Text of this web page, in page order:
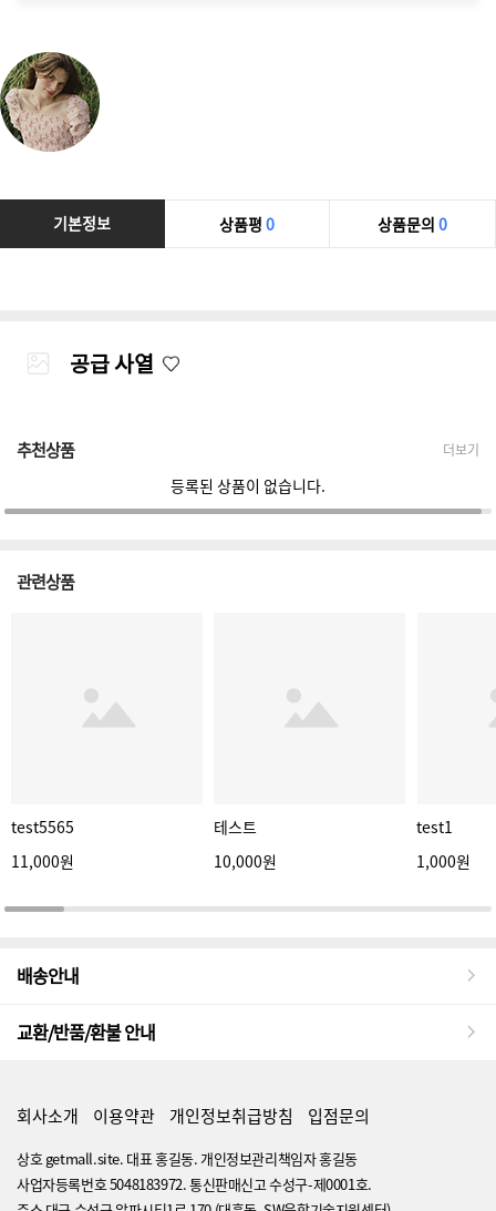
기본정보 상품평 0 상품문의 0
공급 사열
추천상품 더보기
등록된 상품이 없습니다.
관련상품
test5565
11,000원
테스트
10,000원
test1
1,000원
배송안내
교환/반품/환불 안내
회사소개 이용약관 개인정보취급방침 입점문의
상호 getmall.site. 대표 홍길동. 개인정보관리책임자 홍길동
사업자등록번호 5048183972. 통신판매신고 수성구-제0001호.